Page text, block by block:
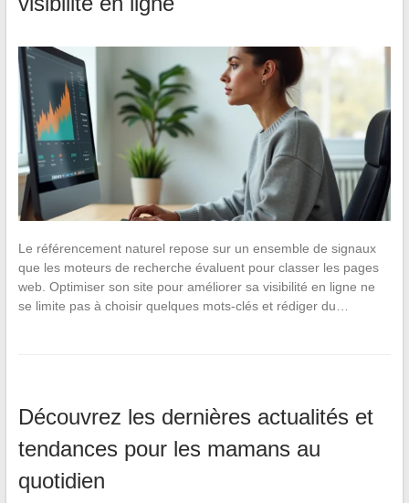
Le référencement naturel repose sur un ensemble de signaux
que les moteurs de recherche évaluent pour classer les pages
web. Optimiser son site pour améliorer sa visibilité en ligne ne
se limite pas à choisir quelques mots-clés et rédiger du…
Découvrez les dernières actualités et
tendances pour les mamans au
quotidien